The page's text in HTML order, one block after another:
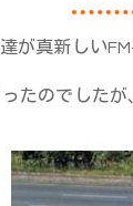
が真新しい
たのでした